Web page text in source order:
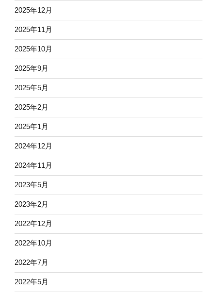
2025年12月
2025年11月
2025年10月
2025年9月
2025年5月
2025年2月
2025年1月
2024年12月
2024年11月
2023年5月
2023年2月
2022年12月
2022年10月
2022年7月
2022年5月